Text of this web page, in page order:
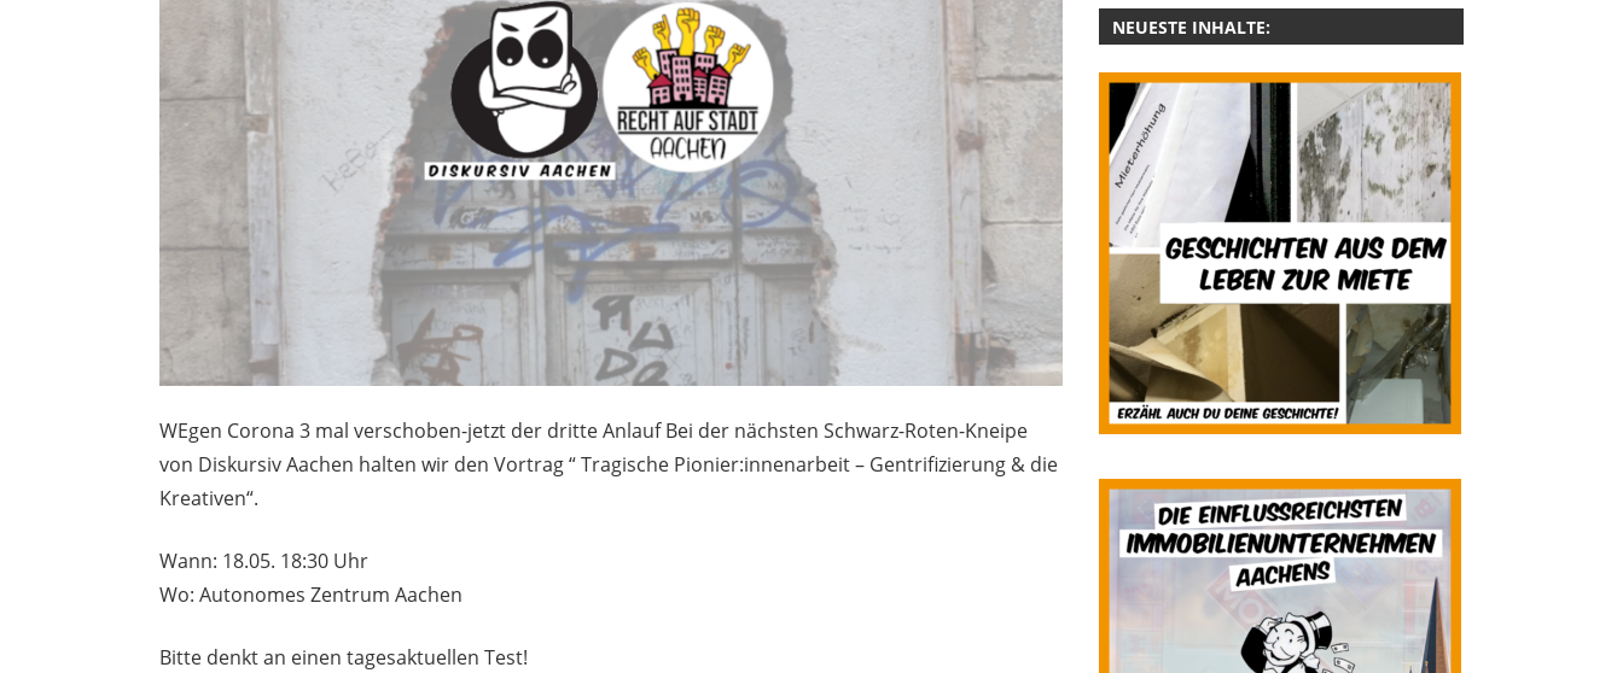
WEgen Corona 3 mal verschoben-jetzt der dritte Anlauf Bei der nächsten Schwarz-Roten-Kneipe
von Diskursiv Aachen halten wir den Vortrag “ Tragische Pionier:innenarbeit – Gentrifizierung & die
Kreativen“.
Wann: 18.05. 18:30 Uhr
Wo: Autonomes Zentrum Aachen
Bitte denkt an einen tagesaktuellen Test!
NEUESTE INHALTE: